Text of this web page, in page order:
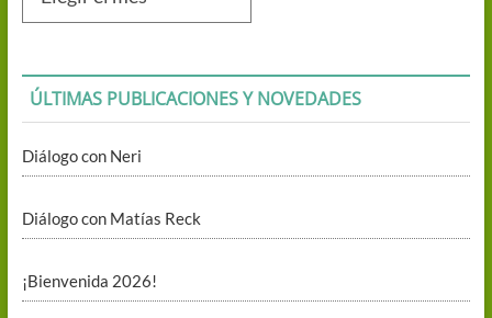
ÚLTIMAS PUBLICACIONES Y NOVEDADES
Diálogo con Neri
Diálogo con Matías Reck
¡Bienvenida 2026!